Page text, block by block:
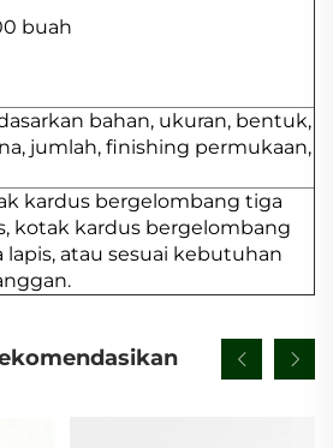
buah
bahan, ukuran, bentuk,
jumlah, finishing permukaan,
kardus bergelombang tiga
kotak kardus bergelombang
lapis, atau sesuai kebutuhan